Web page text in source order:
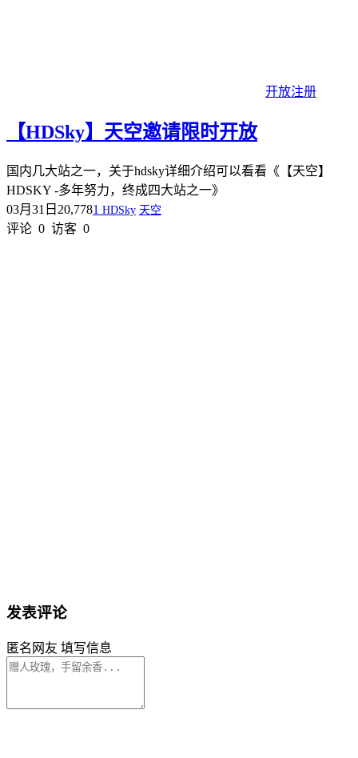
开放注册
【HDSky】天空邀请限时开放
国内几大站之一，关于hdsky详细介绍可以看看《【天空】
HDSKY -多年努力，终成四大站之一》
03月31日 20,7781 HDSky 天空
评论 0 访客 0
发表评论
匿名网友 填写信息